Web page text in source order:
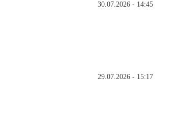
30.07.2026 - 14:45
29.07.2026 - 15:17